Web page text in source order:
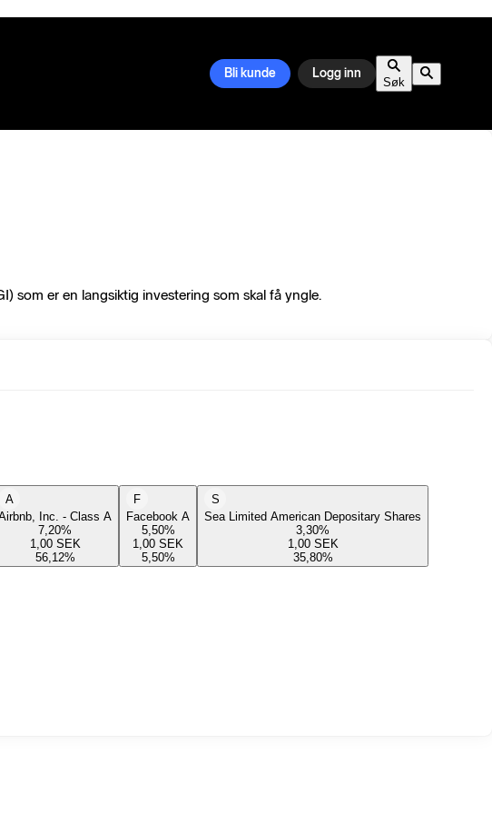
Bli kunde Logg inn
Søk
som er en langsiktig investering som skal få yngle.
A
Inc. - Class A
7,20%
1,00 SEK
56,12%
F
Facebook A
5,50%
1,00 SEK
5,50%
S
Sea Limited American Depositary Shares
3,30%
1,00 SEK
35,80%